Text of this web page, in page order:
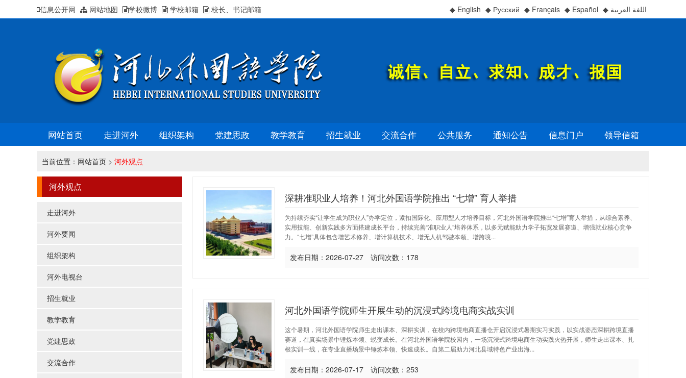
信息公开网 网站地图 学校微博 学校邮箱 校长、书记邮箱 ◆ English ◆ Русский ◆ Français ◆ Español ◆ اللغة العربية
领导信箱
信息门户
通知公告
公共服务
交流合作
招生就业
教学教育
党建思政
组织架构
走进河外
网站首页
当前位置： 网站首页 > 河外观点
河外观点
走进河外
河外要闻
组织架构
河外电视台
招生就业
教学教育
党建思政
交流合作
深耕准职业人培养！河北外国语学院推出 “七增” 育人举措
为持续夯实“让学生成为职业人”办学定位，紧扣国际化、应用型人才培养目标，河北外国语学院推出“七增”育人举措，从综合素养、
实用技能、创新实践多方面搭建成长平台，持续完善“准职业人”培养体系，以多元赋能助力学子拓宽发展赛道、增强就业核心竞争
力。“七增”具体包含增艺术修养、增计算机技术、增无人机驾驶本领、增跨境...
发布日期：2026-07-27 访问次数：178
河北外国语学院师生开展生动的沉浸式跨境电商实战实训
这个暑期，河北外国语学院师生走出课本、深耕实训，在校内跨境电商直播仓开启沉浸式暑期实习实践，以实战姿态深耕跨境直播
赛道，在真实场景中锤炼本领、蜕变成长。在河北外国语学院校园内，一场沉浸式跨境电商生动实践火热开展，师生走出课本、扎
根实训一线，在专业直播场景中锤炼本领、快速成长。自第二届助力河北县域特色产业出海...
发布日期：2026-07-17 访问次数：253